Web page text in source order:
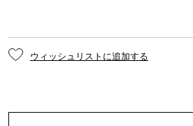
ウィッシュリストに追加する